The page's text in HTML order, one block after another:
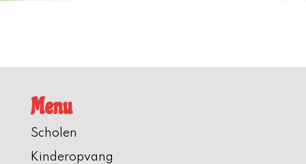
Menu
Scholen
Kinderopvang